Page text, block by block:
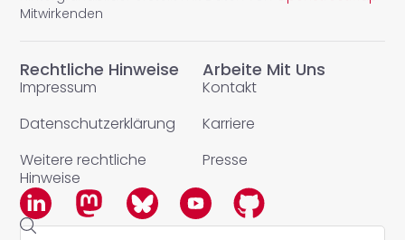
Rechtliche Hinweise
Impressum
Datenschutzerklärung
Weitere rechtliche
Hinweise
Arbeite Mit Uns
Kontakt
Karriere
Presse
Mitwirkenden